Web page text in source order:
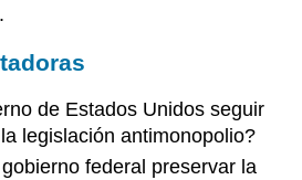
de Estados Unidos seguir
legislación antimonopolio?
federal preservar la